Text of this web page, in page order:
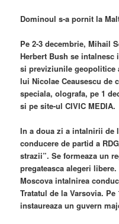
Dominoul s-a pornit la
Pe 2-3 decembrie, Mihail
Herbert Bush se
si previziunile geopolitice
lui Nicolae Ceausescu de
speciala, olografa, pe 1
si pe site-ul CIVIC MEDIA.
In a doua zi a intalnirii de
conducere de partid a
strazii”. Se formeaza un
pregateasca alegeri
Moscova intalnirea
Tratatul de la Varsovia.
instaureaza un guvern